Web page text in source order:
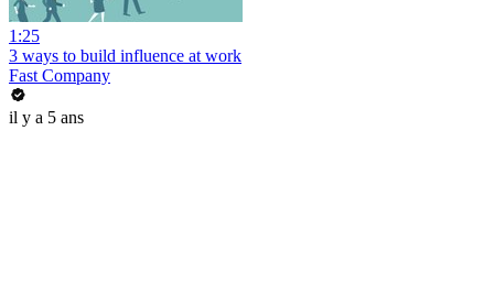
1:25
3 ways to build influence at work
Fast Company
il y a 5 ans